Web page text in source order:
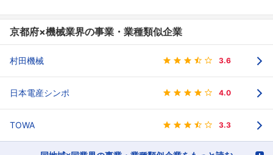
京都府×機械業界の事業・業種類似企業
村田機械 3.6
日本電産シンポ 4.0
TOWA 3.3